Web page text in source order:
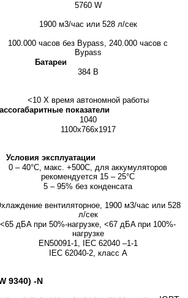
5760 W
1900 м3/час или 528 л/сек
100.000 часов без Bypass, 240.000 часов с
Bypass
Батареи
384 В
<10 Х время автономной работы
показатели
1040
1100х766х1917
Условия эксплуатации
0 – 40°С, макс. +500С, для аккумуляторов
рекомендуется 15 – 25°С
5 – 95% без конденсата
вентиляторное, 1900 м3/час или 528
л/сек
<65 дБA при 50%-нагрузке, <67 дБA при 100%-
нагрузке
EN50091-1, IEC 62040 –1-1
IEC 62040-2, класс А
9340) -N